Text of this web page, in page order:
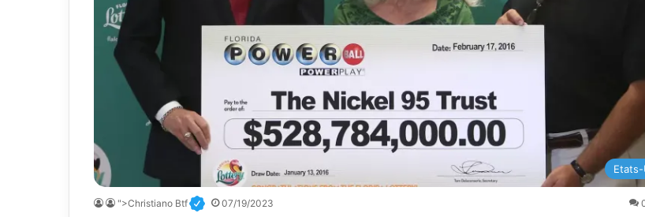
">Christiano Btf 07/19/2023